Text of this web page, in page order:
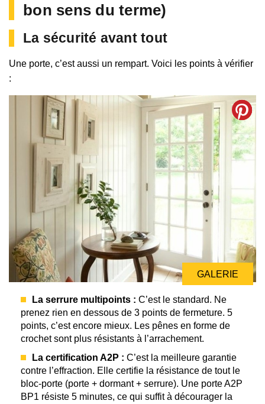
bon sens du terme)
La sécurité avant tout
Une porte, c’est aussi un rempart. Voici les points à vérifier
:
GALERIE
GALERIE
GALERIE
La serrure multipoints : C’est le standard. Ne
prenez rien en dessous de 3 points de fermeture. 5
points, c’est encore mieux. Les pênes en forme de
crochet sont plus résistants à l’arrachement.
La certification A2P : C’est la meilleure garantie
contre l’effraction. Elle certifie la résistance de tout le
bloc-porte (porte + dormant + serrure). Une porte A2P
BP1 résiste 5 minutes, ce qui suffit à décourager la